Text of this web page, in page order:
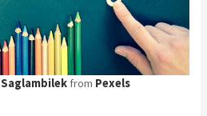
from Pexels